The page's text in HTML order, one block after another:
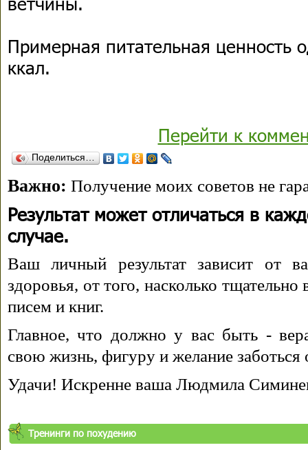
Примерная питательная ценность
ккал.
Перейти к
Поделиться…
Важно: Получение моих советов не
Результат может отличаться в
случае.
Ваш личный результат зависит от
здоровья, от того, насколько
писем и книг.
Главное, что должно у вас быть -
свою жизнь, фигуру и желание заботься
Удачи! Искренне ваша Людмила
Тренинги по похудению